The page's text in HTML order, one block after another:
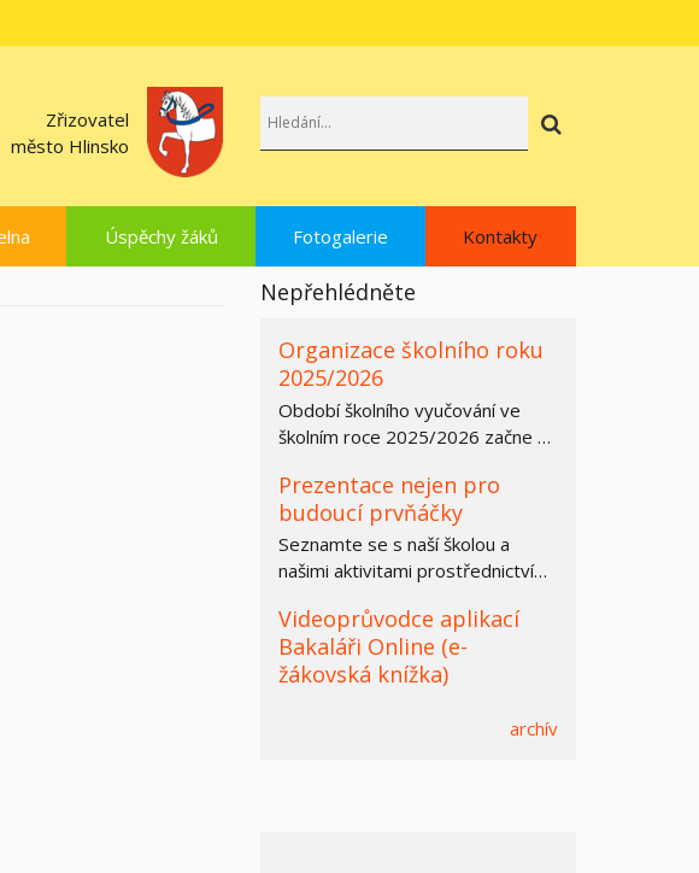
Zřizovatel
město Hlinsko
Úspěchy žáků Fotogalerie Kontakty
Nepřehlédněte
Organizace školního roku
2025/2026
Období školního vyučování ve
školním roce 2025/2026 začne ve
středních…
Prezentace nejen pro
budoucí prvňáčky
Seznamte se s naší školou a
našimi aktivitami prostřednictvím
Videoprůvodce aplikací
Bakaláři Online (e-
žákovská knížka)
archív